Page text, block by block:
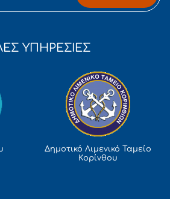
ΥΠΗΡΕΣΙΕΣ
Δημοτικό Λιμενικό Ταμείο
Κορίνθου